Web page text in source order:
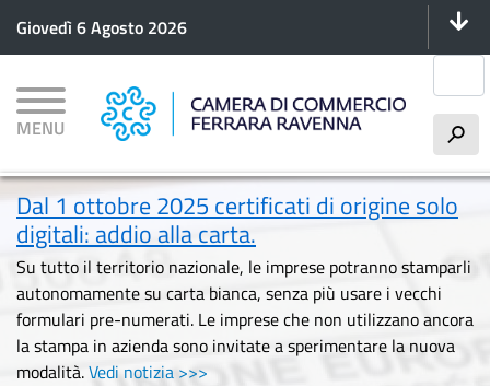
principale
Giovedì 6 Agosto 2026
MENU h
Dal 1 ottobre 2025 certificati di origine solo
digitali: addio alla carta.
Su tutto il territorio nazionale, le imprese potranno stamparli
autonomamente su carta bianca, senza più usare i vecchi
formulari pre-numerati. Le imprese che non utilizzano ancora
la stampa in azienda sono invitate a sperimentare la nuova
modalità.Vedi notizia >>>